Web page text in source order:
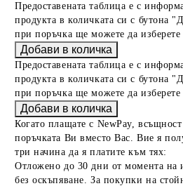
Предоставената таблица е с
продукта в количката си с бутона
при поръчка ще можете да
Предоставената таблица е с
продукта в количката си с бутона
при поръчка ще можете да
Когато плащате с NewPay,
поръчката Ви вместо Вас. Вие я
три начина да я платите към тях:
Отложено до 30 дни от момента на
без оскъпяване. За покупки на